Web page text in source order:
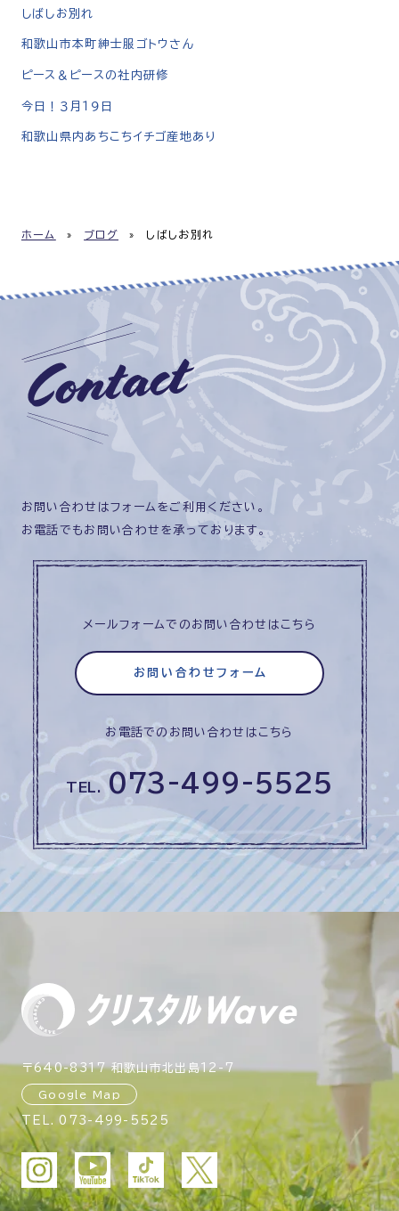
しばしお別れ
和歌山市本町紳士服ゴトウさん
ピース＆ピースの社内研修
今日！３月１９日
和歌山県内あちこちイチゴ産地あり
ホーム » ブログ » しばしお別れ
お問い合わせはフォームをご利用ください。
お電話でもお問い合わせを承っております。
メールフォームでのお問い合わせはこちら
お問い合わせフォーム
お電話でのお問い合わせはこちら
TEL. 073-499-5525
〒640-8317 和歌山市北出島12-7
Google Map
TEL.073-499-5525